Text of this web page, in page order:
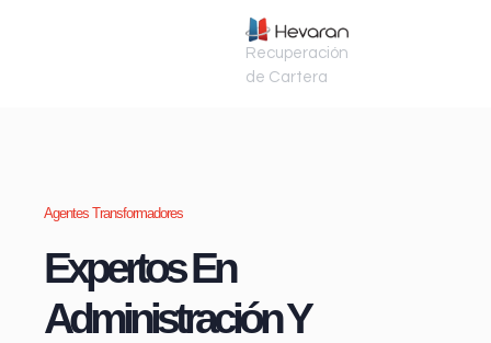
Recuperación
de Cartera
Agentes Transformadores
Expertos En
Administración Y